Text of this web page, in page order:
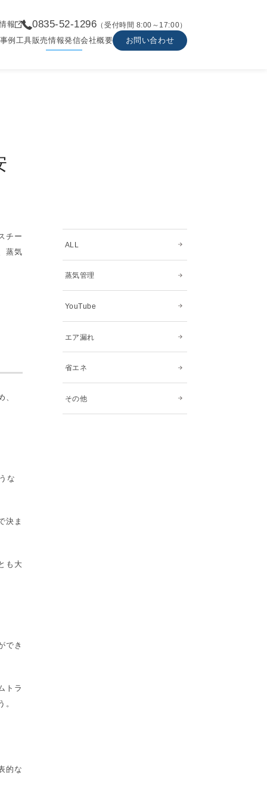
報 0835-52-1296 （受付時間 8:00～17:00）
例 工具販売情報発信会社概要 お問い合わせ
チー
蒸気
、
な
決ま
も大
でき
トラ
。
的な
ALL
蒸気管理
YouTube
エア漏れ
省エネ
その他